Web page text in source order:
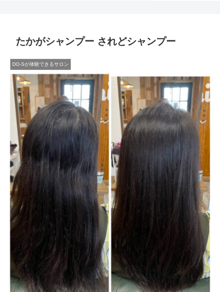
たかがシャンプー されどシャンプー
DO-Sが体験できるサロン